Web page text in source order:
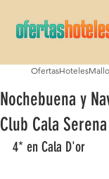
Nochebuena y
Club Cala Serena
4* en Cala D'or